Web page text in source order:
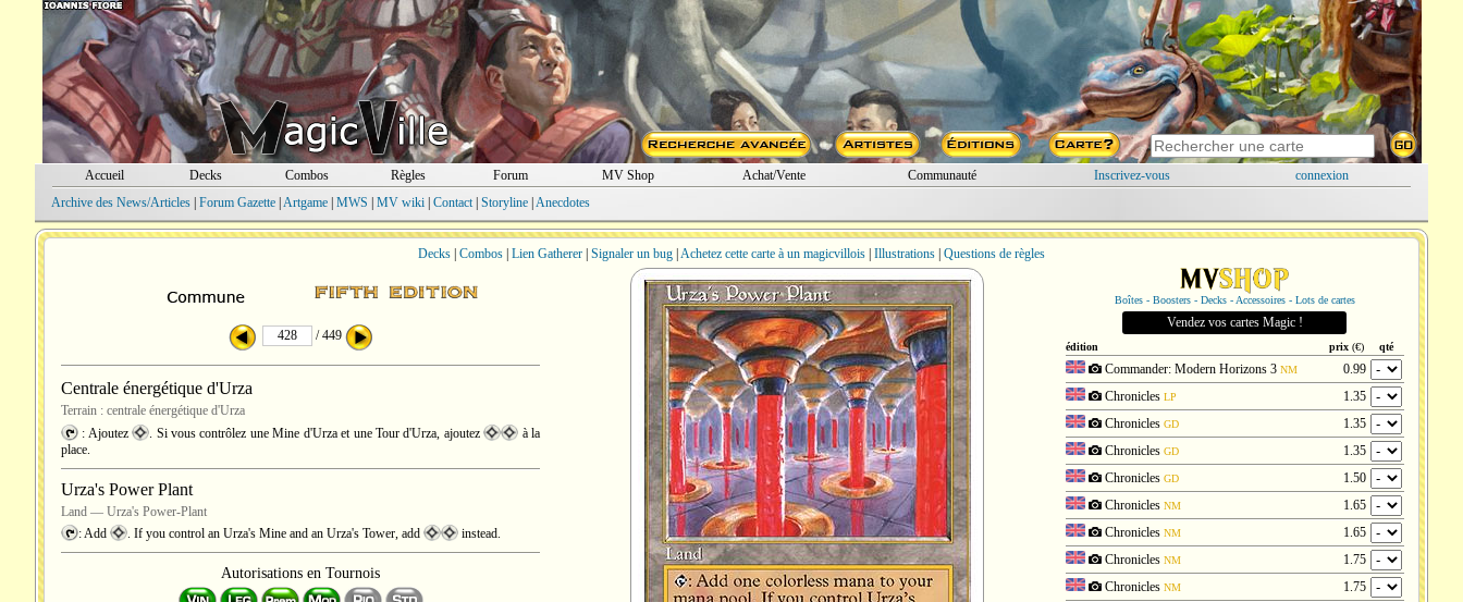
Accueil Decks Combos Règles Forum MV Shop Achat/Vente Communauté Inscrivez-vous
connexion
Archive des News/Articles| Forum Gazette| Artgame| MWS MV wiki| Contact| Storyline| Anecdotes
Decks Combos Lien Gatherer Signaler un bug Achetez cette carte à un magicvillois Illustrations Questions de règles
/ 449
Centrale énergétique d'Urza
Terrain : centrale énergétique d'Urza
: Ajoutez
. Si vous contrôlez une Mine d'Urza et une Tour d'Urza, ajoutez
à la
place.
Urza's Power Plant
Land — Urza's Power-Plant
: Add
. If you control an Urza's Mine and an Urza's Tower, add instead.
Autorisations en Tournois
Boîtes - Boosters - Decks - Accessoires - Lots de cartes
Vendez vos cartes Magic !
édition prix(€) qté
Commander: Modern Horizons 3 NM
0.99
Chronicles LP
1.35
Chronicles GD
1.35
Chronicles GD
1.35
Chronicles GD
1.50
Chronicles NM
1.65
Chronicles NM
1.65
Chronicles NM
1.75
Chronicles NM
1.75